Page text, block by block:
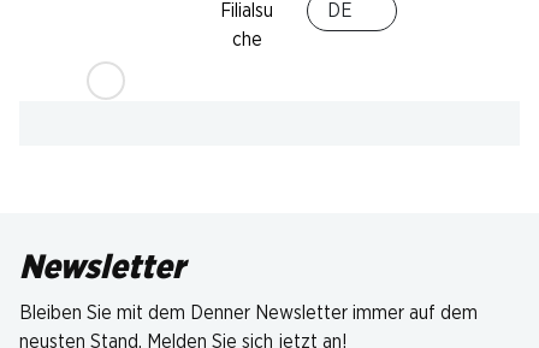
Filialsu
che
DE
Newsletter
Bleiben Sie mit dem Denner Newsletter immer auf dem
neusten Stand. Melden Sie sich jetzt an!